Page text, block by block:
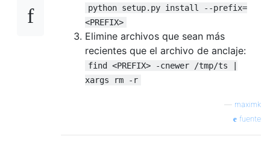
python setup.py install --prefix=
<PREFIX>
Elimine archivos que sean más
recientes que el archivo de anclaje:
find <PREFIX> -cnewer /tmp/ts |
xargs rm -r
maximk
fuente